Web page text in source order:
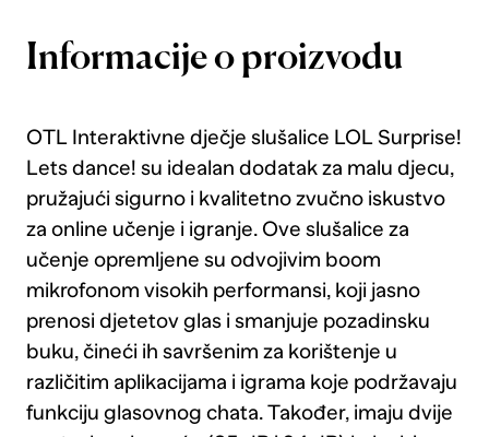
Informacije o proizvodu
OTL Interaktivne dječje slušalice LOL Surprise!
Lets dance! su idealan dodatak za malu djecu,
pružajući sigurno i kvalitetno zvučno iskustvo
za online učenje i igranje. Ove slušalice za
učenje opremljene su odvojivim boom
mikrofonom visokih performansi, koji jasno
prenosi djetetov glas i smanjuje pozadinsku
buku, čineći ih savršenim za korištenje u
različitim aplikacijama i igrama koje podržavaju
funkciju glasovnog chata. Također, imaju dvije